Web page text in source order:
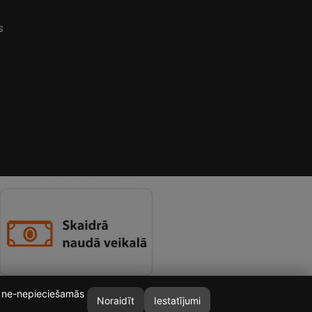
nepieciešamās
Noraidīt Iestatījumi